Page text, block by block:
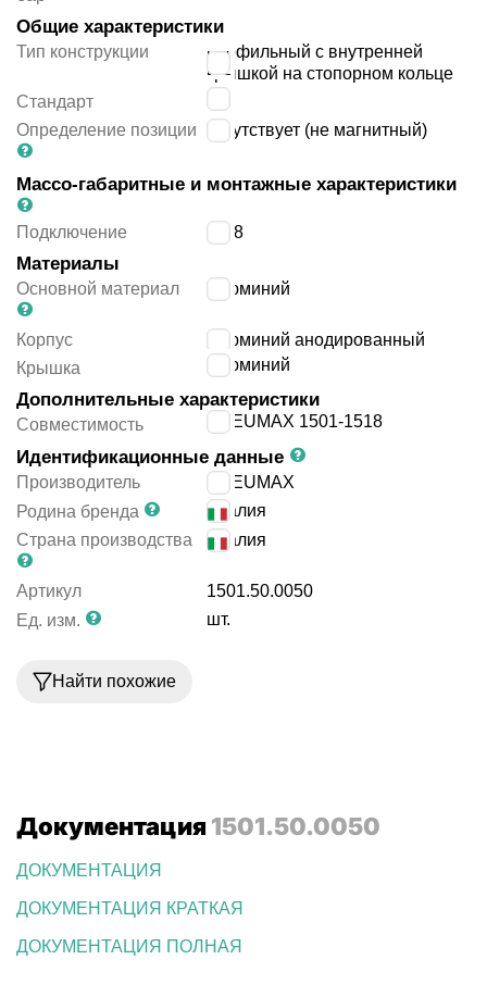
Общие характеристики
Тип конструкции
профильный с внутренней
крышкой на стопорном кольце
Стандарт
Определение позиции
отсутствует (не магнитный)
Массо-габаритные и монтажные характеристики
Подключение G1/8
Материалы
Основной материал алюминий
Корпус
алюминий анодированный
Крышка
алюминий
Дополнительные характеристики
Совместимость PNEUMAX 1501-1518
Идентификационные данные
Производитель
PNEUMAX
Родина бренда
Италия
Страна производства
Италия
Артикул
1501.50.0050
Ед. изм.
шт.
Найти похожие
Документация 1501.50.0050
ДОКУМЕНТАЦИЯ
ДОКУМЕНТАЦИЯ КРАТКАЯ
ДОКУМЕНТАЦИЯ ПОЛНАЯ